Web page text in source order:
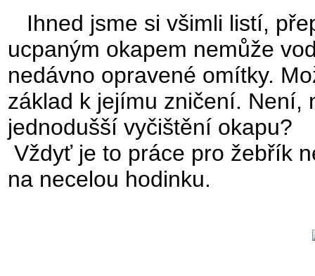
Ihned jsme si všimli listí,
ucpaným okapem nemůže
nedávno opravené omítky.
základ k jejímu zničení. Není,
jednodušší vyčištění okapu?
Vždyť je to práce pro žebřík
na necelou hodinku.